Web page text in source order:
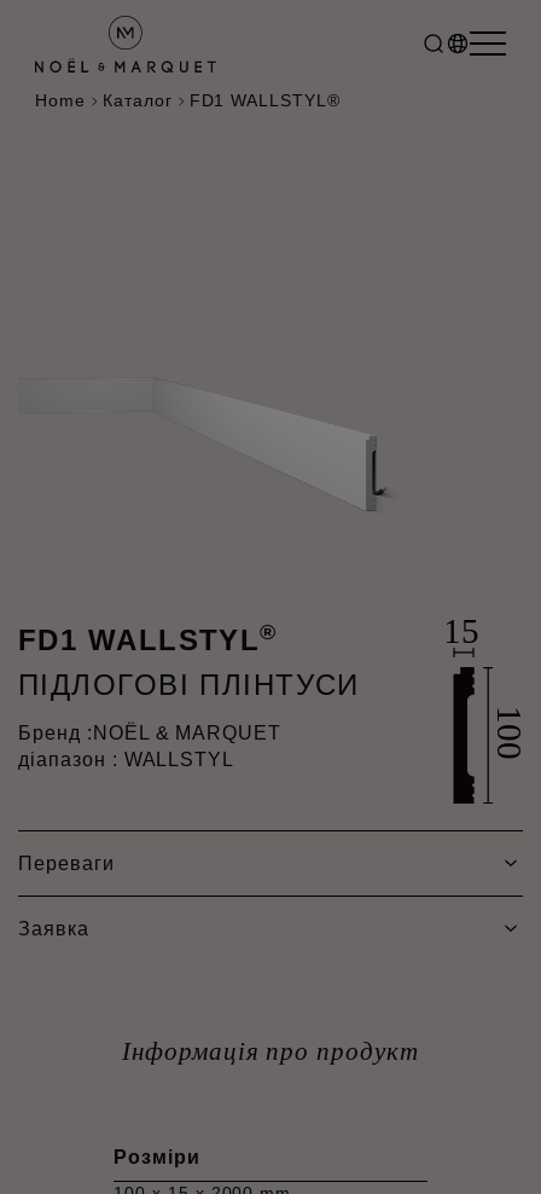
Home Каталог FD1 WALLSTYL®
FD1 WALLSTYL®
ПІДЛОГОВІ ПЛІНТУСИ
Бренд : NOËL & MARQUET
діапазон : WALLSTYL
Переваги
Заявка
Інформація про продукт
Розміри